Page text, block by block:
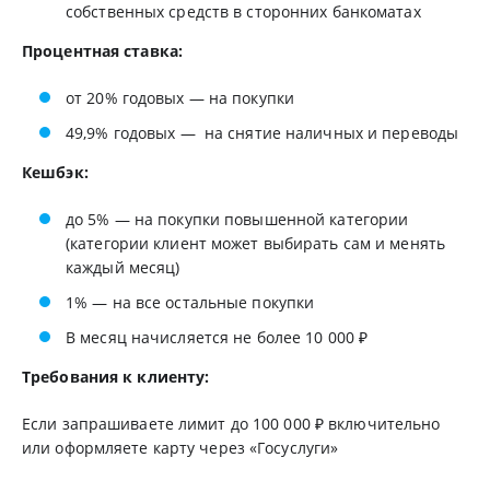
собственных средств в сторонних банкоматах
Процентная ставка:
от 20% годовых — на покупки
49,9% годовых — на снятие наличных и переводы
Кешбэк:
до 5% — на покупки повышенной категории
(категории клиент может выбирать сам и менять
каждый месяц)
1% — на все остальные покупки
В месяц начисляется не более 10 000 ₽
Требования к клиенту:
Если запрашиваете лимит до 100 000 ₽ включительно
или оформляете карту через «Госуслуги»